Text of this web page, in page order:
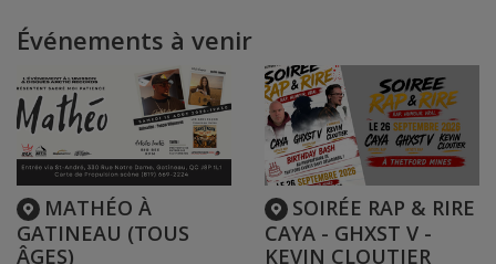
Événements à venir
MATHÉO À
GATINEAU (TOUS
ÂGES)
SOIRÉE RAP & RIRE
CAYA - GHXST V -
KEVIN CLOUTIER